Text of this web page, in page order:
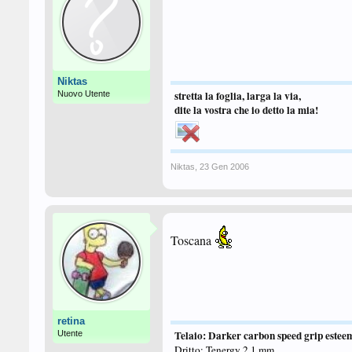
Niktas
Nuovo Utente
stretta la foglia, larga la via,
dite la vostra che io detto la mia!
Niktas 23 Gen 2006
retina
Utente
Toscana
Telaio:Darker carbon speed grip